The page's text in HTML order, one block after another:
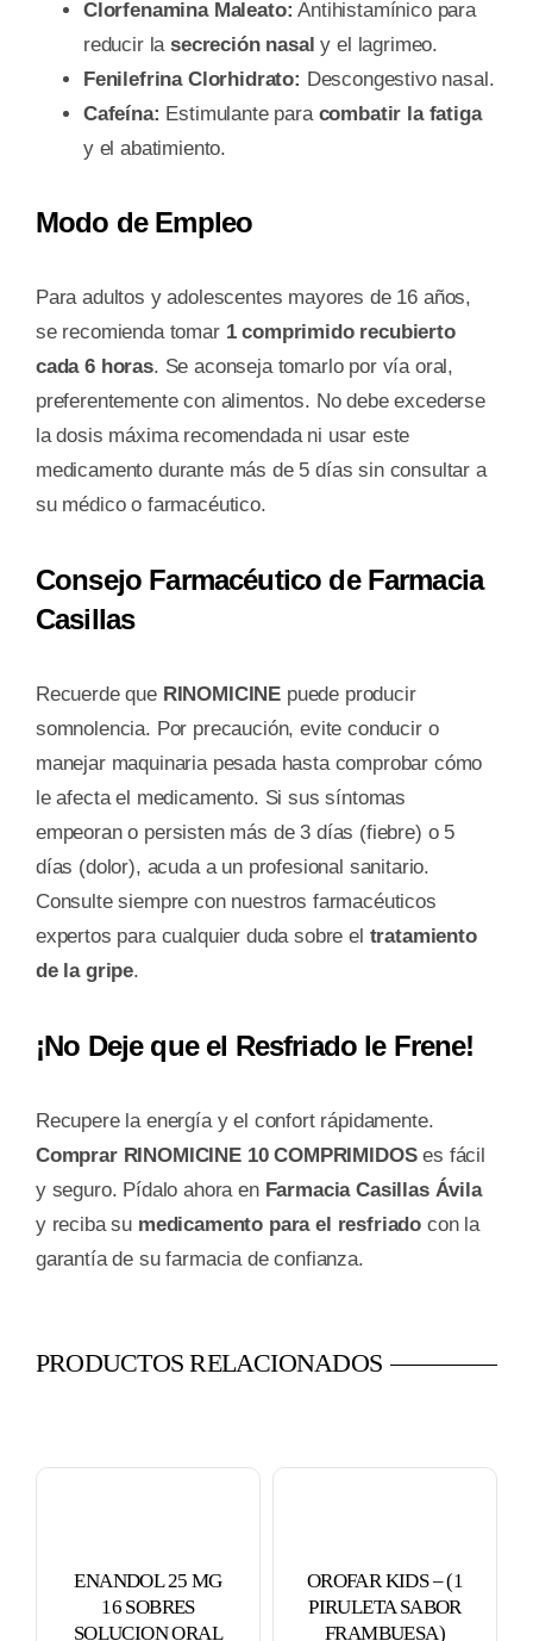
Clorfenamina Maleato: Antihistamínico para
reducir lasecreción nasal y el lagrimeo.
Fenilefrina Clorhidrato: Descongestivo nasal.
Cafeína: Estimulante para combatir la fatiga
y el abatimiento.
Modo de Empleo
Para adultos y adolescentes mayores de 16 años,
se recomienda tomar 1 comprimido recubierto
cada 6 horas. Se aconseja tomarlo por vía oral,
preferentemente con alimentos. No debe excederse
la dosis máxima recomendada ni usar este
medicamento durante más de 5 días sin consultar a
su médico o farmacéutico.
Consejo Farmacéutico de Farmacia
Casillas
Recuerde que RINOMICINE puede producir
somnolencia. Por precaución, evite conducir o
manejar maquinaria pesada hasta comprobar cómo
le afecta el medicamento. Si sus síntomas
empeoran o persisten más de 3 días (fiebre) o 5
días (dolor), acuda a un profesional sanitario.
Consulte siempre con nuestros farmacéuticos
expertos para cualquier duda sobre el tratamiento
de la gripe.
¡No Deje que el Resfriado le Frene!
Recupere la energía y el confort rápidamente.
Comprar RINOMICINE 10 COMPRIMIDOSes fácil
y seguro. Pídalo ahora en Farmacia Casillas Ávila
y reciba su medicamento para el resfriado con la
garantía de su farmacia de confianza.
PRODUCTOS RELACIONADOS
ENANDOL 25 MG
16 SOBRES
SOLUCION ORAL
OROFAR KIDS – (1
PIRULETA SABOR
FRAMBUESA)